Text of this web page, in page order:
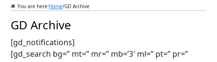
You are here:Home/GD Archive
GD Archive
[gd_notifications]
[gd_search bg=” mt=” mr=” mb=’3′ ml=” pt=” pr=”